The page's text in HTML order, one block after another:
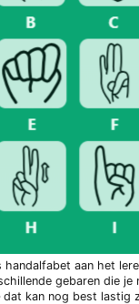
handalfabet aan het
gebaren die je
dat kan nog best lastig